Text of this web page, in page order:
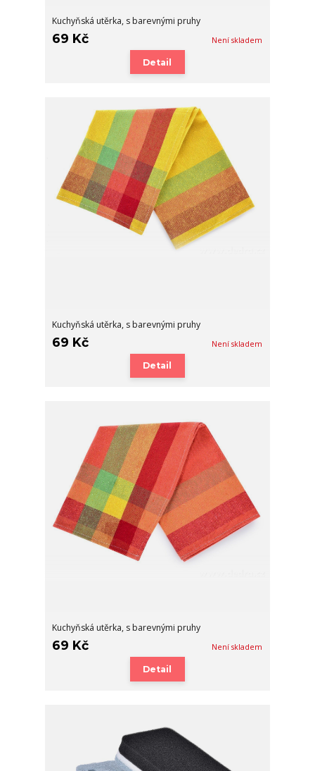
Kuchyňská utěrka, s barevnými pruhy
69 Kč Není skladem
Detail
Kuchyňská utěrka, s barevnými pruhy
69 Kč Není skladem
Detail
Kuchyňská utěrka, s barevnými pruhy
69 Kč Není skladem
Detail